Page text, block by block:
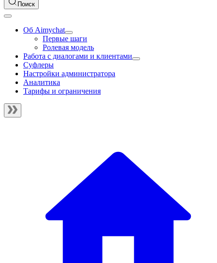
Поиск
Об Aimychat
Первые шаги
Ролевая модель
Работа с диалогами и клиентами
Суфлеры
Настройки администратора
Аналитика
Тарифы и ограничения